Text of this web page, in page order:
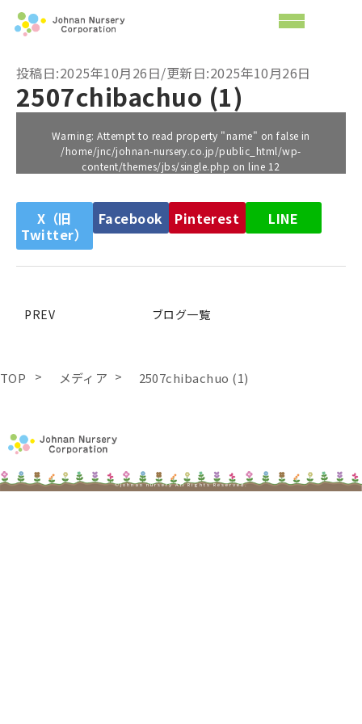
投稿日:2025年10月26日/更新日:2025年10月26日
2507chibachuo (1)
Warning: Attempt to read property "name" on false in
/home/jnc/johnan-nursery.co.jp/public_html/wp-
content/themes/jbs/single.php on line 12
X（旧
Twitter）
Facebook Pinterest LINE
PREV ブログ一覧
TOP メディア 2507chibachuo (1)
©johnan nursery All Rights Reserved.